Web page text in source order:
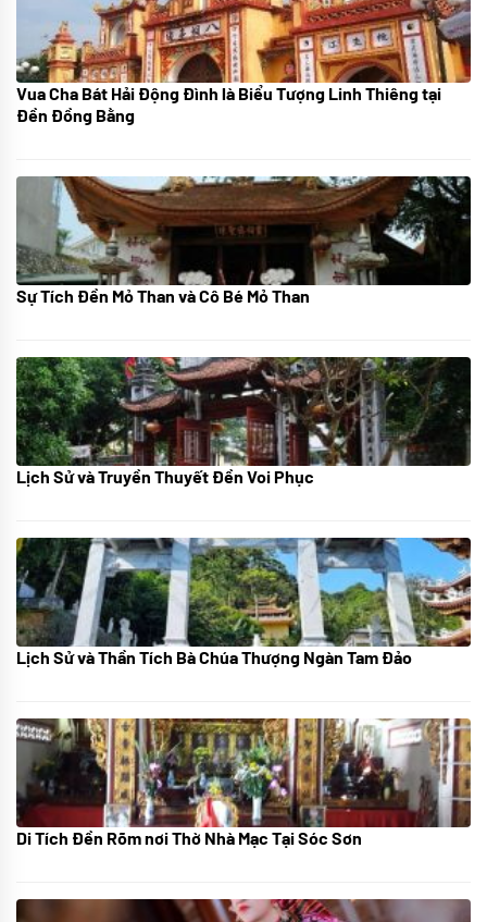
08/07/2024
Vua Cha Bát Hải Động Đình là Biểu Tượng Linh Thiêng tại
Đền Đồng Bằng
08/07/2024
Sự Tích Đền Mỏ Than và Cô Bé Mỏ Than
07/07/2024
Lịch Sử và Truyền Thuyết Đền Voi Phục
05/07/2024
Lịch Sử và Thần Tích Bà Chúa Thượng Ngàn Tam Đảo
05/07/2024
Di Tích Đền Rõm nơi Thờ Nhà Mạc Tại Sóc Sơn